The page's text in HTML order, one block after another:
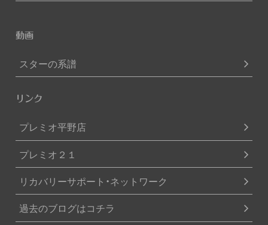
動画
スターの系譜
リンク
プレミオ平野店
プレミオ２１
リカバリーサポート・ネットワーク
過去のブログはコチラ